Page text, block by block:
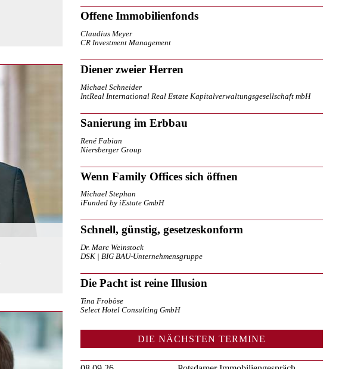
Offene Immobilienfonds
Claudius Meyer
CR Investment Management
Diener zweier Herren
Michael Schneider
IntReal International Real Estate Kapitalverwaltungsgesellschaft mbH
Sanierung im Erbbau
René Fabian
Niersberger Group
Wenn Family Offices sich öffnen
Michael Stephan
iFunded by iEstate GmbH
Schnell, günstig, gesetzeskonform
Dr. Marc Weinstock
DSK | BIG BAU-Unternehmensgruppe
Die Pacht ist reine Illusion
Tina Froböse
Select Hotel Consulting GmbH
DIE NÄCHSTEN TERMINE